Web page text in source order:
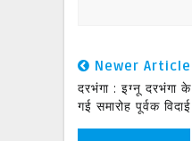
Newer Article
दरभंगा : इग्नू दरभंगा
गई समारोह पूर्वक विदाई